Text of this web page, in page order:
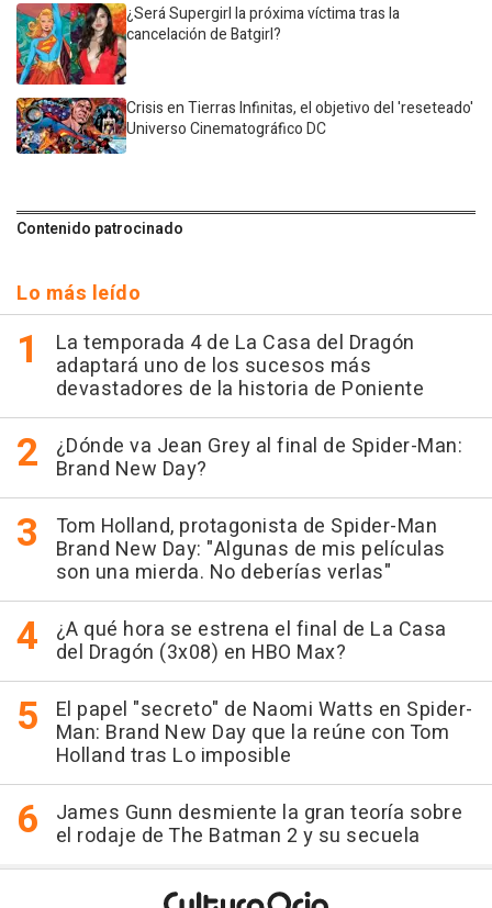
¿Será Supergirl la próxima víctima tras la
cancelación de Batgirl?
Crisis en Tierras Infinitas, el objetivo del 'reseteado'
Universo Cinematográfico DC
Contenido patrocinado
Lo más leído
La temporada 4 de La Casa del Dragón
adaptará uno de los sucesos más
devastadores de la historia de Poniente
¿Dónde va Jean Grey al final de Spider-Man:
Brand New Day?
Tom Holland, protagonista de Spider-Man
Brand New Day: "Algunas de mis películas
son una mierda. No deberías verlas"
¿A qué hora se estrena el final de La Casa
del Dragón (3x08) en HBO Max?
El papel "secreto" de Naomi Watts en Spider-
Man: Brand New Day que la reúne con Tom
Holland tras Lo imposible
James Gunn desmiente la gran teoría sobre
el rodaje de The Batman 2 y su secuela